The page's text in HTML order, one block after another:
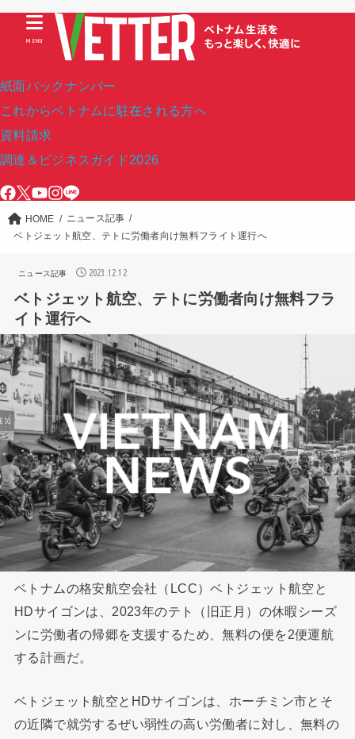
紙面バックナンバー
これからベトナムに駐在される方へ
資料請求
調達＆ビジネスガイド2026
MENU
HOME
ニュース記事
ベトジェット航空、テトに労働者向け無料フライト運行へ
ニュース記事 2023.12.12
ベトジェット航空、テトに労働者向け無料フラ
イト運行へ
ベトナムの格安航空会社（LCC）ベトジェット航空と
HDサイゴンは、2023年のテト（旧正月）の休暇シーズ
ンに労働者の帰郷を支援するため、無料の便を2便運航
する計画だ。
ベトジェット航空とHDサイゴンは、ホーチミン市とそ
の近隣で就労するぜい弱性の高い労働者に対し、無料の